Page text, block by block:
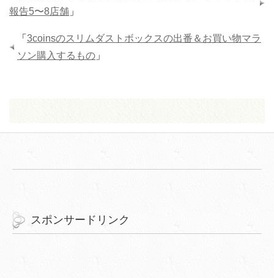
報告5〜8店舗 」
「 3coinsのスリムダストボックスの出番＆お買い物マラ
ソン購入するもの 」
スポンサードリンク